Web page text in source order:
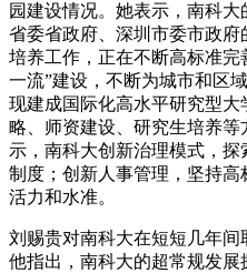
园建设情况。她表示，南科
省委省政府、深圳市委市政
培养工作，正在不断高标准完
一流”建设，不断为城市和区
现建成国际化高水平研究型
略、师资建设、研究生培养
示，南科大创新治理模式，
制度；创新人事管理，坚持
活力和水准。
刘赐贵对南科大在短短几年间
他指出，南科大的超常规发